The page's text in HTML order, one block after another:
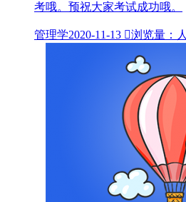
考哦。预祝大家考试成功哦。
管理学2020-11-13 浏览量：人